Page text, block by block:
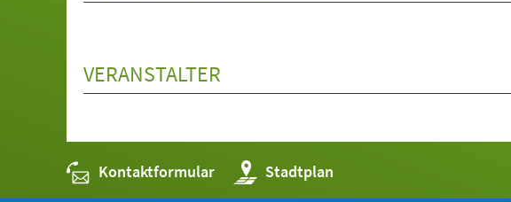
VERANSTALTER
Kontaktformular Stadtplan
(Öffnet
in